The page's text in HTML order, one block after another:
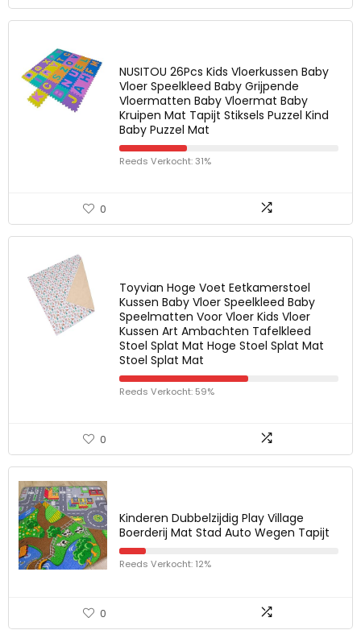
NUSITOU 26Pcs Kids Vloerkussen Baby
Vloer Speelkleed Baby Grijpende
Vloermatten Baby Vloermat Baby
Kruipen Mat Tapijt Stiksels Puzzel Kind
Baby Puzzel Mat
Reeds Verkocht: 31%
0
Toyvian Hoge Voet Eetkamerstoel
Kussen Baby Vloer Speelkleed Baby
Speelmatten Voor Vloer Kids Vloer
Kussen Art Ambachten Tafelkleed
Stoel Splat Mat Hoge Stoel Splat Mat
Stoel Splat Mat
Reeds Verkocht: 59%
0
Kinderen Dubbelzijdig Play Village
Boerderij Mat Stad Auto Wegen Tapijt
Reeds Verkocht: 12%
0